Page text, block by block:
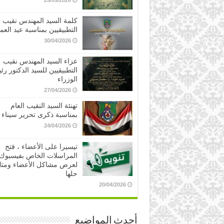
كلمة السيد المهندس نقيب
التطبيقيين بمناسبة عيد
30/04/2026
عزاء السيد المهندس نقيب
التطبيقيين للسيد الدكتور
الوزراء
27/04/2026
تهنئة السيد النقيب العام
بمناسبة ذكرى تحرير سيناء
24/04/2026
تيسيرا على الأعضاء ، فتح
المراسلات الخاص بفيسبوك
لعرض مشاكل الأعضاء
حلها
20/04/2026
أحدث المواضيع